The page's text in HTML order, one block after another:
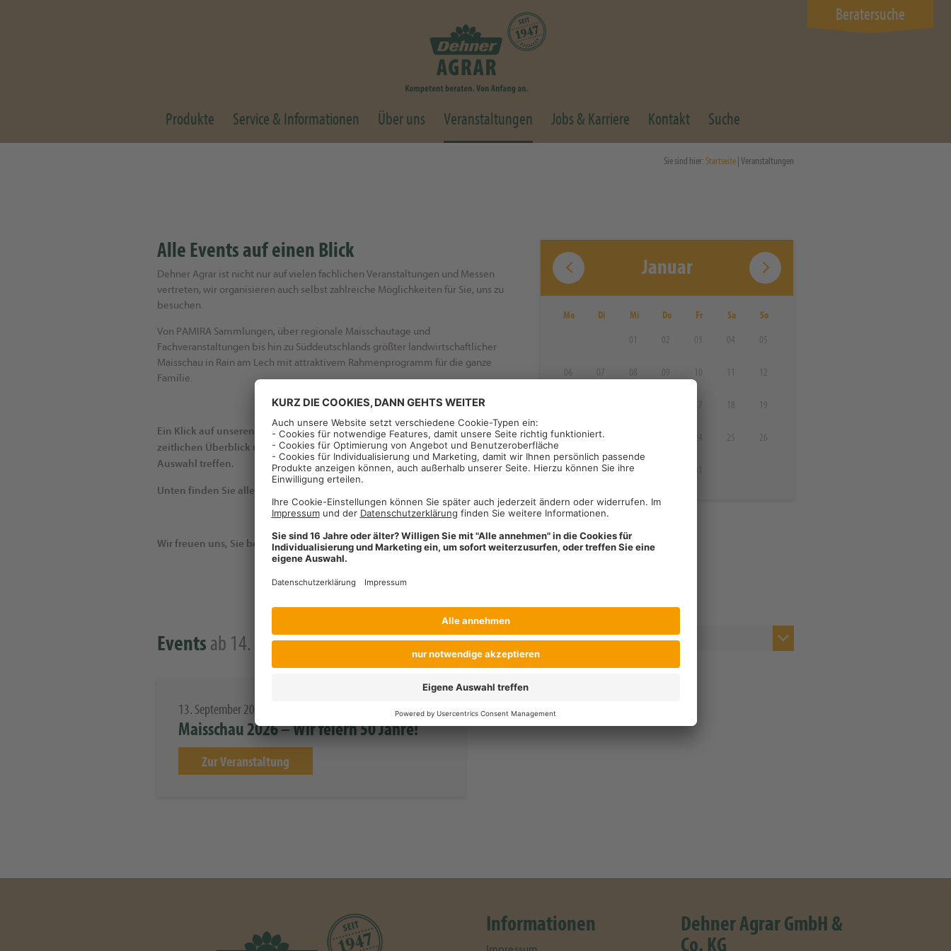
Produkte Service & Informationen Über uns Veranstaltungen Jobs & Karriere Kontakt Suche
Beratersuche
Sie sind hier:Startseite | Veranstaltungen
Alle Events auf einen Blick
Dehner Agrar ist nicht nur auf vielen fachlichen Veranstaltungen und Messen
vertreten, wir organisieren auch selbst zahlreiche Möglichkeiten für Sie, uns zu
besuchen.
Von PAMIRA Sammlungen, über regionale Maisschautage und
Fachveranstaltungen bis hin zu Süddeutschlands größter landwirtschaftlicher
Maisschau in Rain am Lech mit attraktivem Rahmenprogramm für die ganze
Familie.
Ein Klick auf unseren Veranstaltungskalender rechts zeigt Ihnen den
zeitlichen Überblick und über die Filterfunktion können Sie eine nähere
Auswahl treffen.
Unten finden Sie alle Details zu den Veranstaltungen.
Wir freuen uns, Sie begrüßen zu dürfen!
Januar
Mo Di Mi Do Fr Sa So
01 02 03 04 05
06 07 08 09 10 11 12
17 18 19
20 21 25 26
27 28 29
Events ab 14. Januar Alle Events anzeigen
13. September 2025
Maisschau 2026 – Wir feiern 50 Jahre!
Zur Veranstaltung
Informationen
Dehner Agrar GmbH &
Co. KG